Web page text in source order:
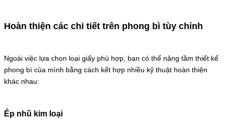
Hoàn thiện các chi tiết trên phong bì tùy chỉnh
Ngoài việc lựa chọn loại giấy phù hợp, bạn có thể nâng tầm thiết kế
phong bì của mình bằng cách kết hợp nhiều kỹ thuật hoàn thiện
khác nhau:
Ép nhũ kim loại